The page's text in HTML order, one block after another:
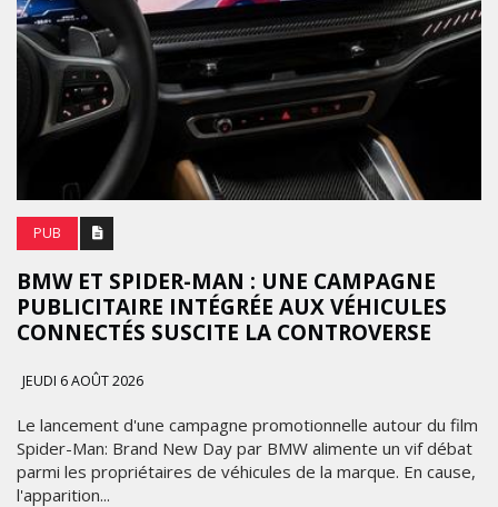
PUB
BMW ET SPIDER-MAN : UNE CAMPAGNE
PUBLICITAIRE INTÉGRÉE AUX VÉHICULES
CONNECTÉS SUSCITE LA CONTROVERSE
JEUDI 6 AOÛT 2026
Le lancement d'une campagne promotionnelle autour du film
Spider-Man: Brand New Day par BMW alimente un vif débat
parmi les propriétaires de véhicules de la marque. En cause,
l'apparition...